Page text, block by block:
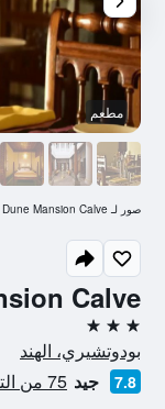
Calve
3 نجوم
بودوتشيري، الهند
7.8 جيد 75 من التقييمات تم التحقق منها
مطعم
صور لـ Dune Mansion Calve